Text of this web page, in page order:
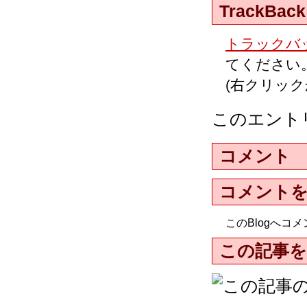
TrackBack
トラックバ
てください
(右クリッ
このエン
コメント
コメント
このBlogへコ
この記事